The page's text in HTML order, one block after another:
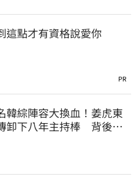
這點才有資格說愛你
PR
韓綜陣容大換血！姜虎東
卸下八年主持棒 背後原